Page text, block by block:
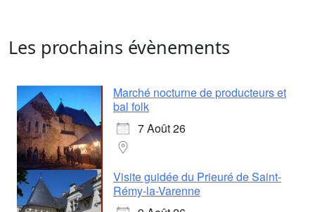
Les prochains évènements
Marché nocturne de producteurs et
bal folk
7 Août 26
Visite guidée du Prieuré de Saint-
Rémy-la-Varenne